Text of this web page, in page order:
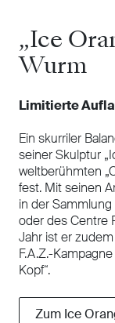
„Ice
Wurm
Limitierte
Ein skurriler
seiner Skulptur
weltberühmten
fest. Mit seinen
in der
oder des Centre
Jahr ist er
F.A.Z.-
Kopf“.
Zum Ice